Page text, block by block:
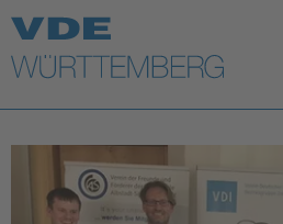
Top Themen
Fokusthemen
Energy